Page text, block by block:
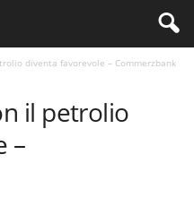
diventa favorevole – Commerzbank
il petrolio
–